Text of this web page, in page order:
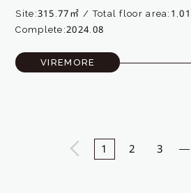
Site:315.77㎡
Total floor
Complete:2024.08
VIREMORE
1 2 3